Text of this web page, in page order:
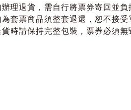
理退貨，需自行將票券寄回並負
套票商品須整套退還，恕不接受
時請保持完整包裝，票券必須